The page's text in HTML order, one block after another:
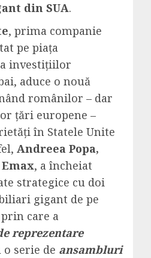
din SUA.
, prima companie
pe piața
investițiilor
aduce o nouă
românilor – dar
țări europene –
în Statele Unite
Andreea Popa,
Emax, a încheiat
strategice cu doi
gigant de pe
care a
reprezentare
serie de ansambluri